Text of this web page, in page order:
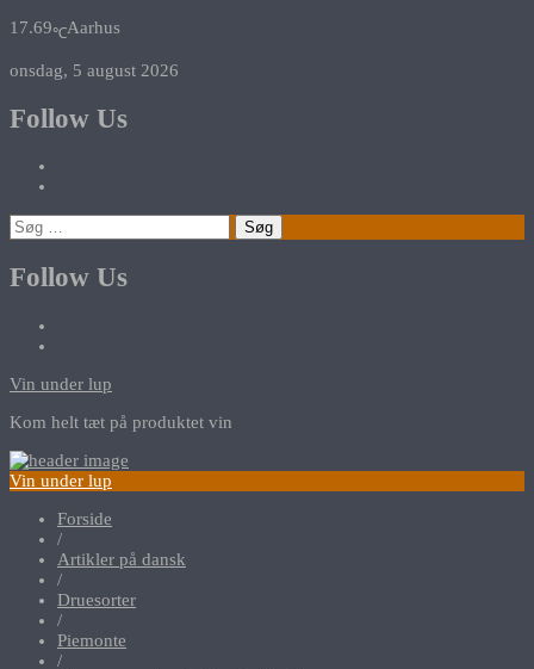
17.69℃Aarhus
onsdag, 5 august 2026
Follow Us
Søg
efter:
Follow Us
Vin under lup
Kom helt tæt på produktet vin
Vin under lup
Forside
/
Artikler på dansk
/
Druesorter
/
Piemonte
/